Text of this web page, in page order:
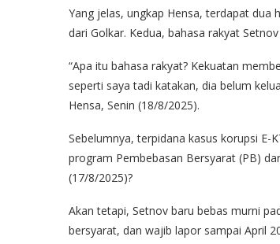
Yang jelas, ungkap Hensa, terdapat dua
dari Golkar. Kedua, bahasa rakyat
“Apa itu bahasa rakyat? Kekuatan
seperti saya tadi katakan, dia belum
Hensa, Senin (18/8/2025).
Sebelumnya, terpidana kasus korupsi E-
program Pembebasan Bersyarat (PB)
(17/8/2025)?
Akan tetapi, Setnov baru bebas murni
bersyarat, dan wajib lapor sampai April